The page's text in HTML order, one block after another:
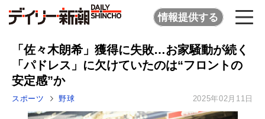
情報提供する
「佐々木朗希」獲得に失敗…お家騒動が続く
「パドレス」に欠けていたのは“フロントの
安定感”か
スポーツ 野球 2025年02月11日